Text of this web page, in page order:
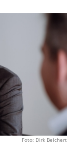
Foto: Dirk Beichert